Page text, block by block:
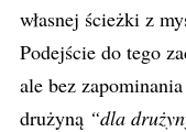
własnej ścieżki z
Podejście do tego
ale bez
drużyną “dla